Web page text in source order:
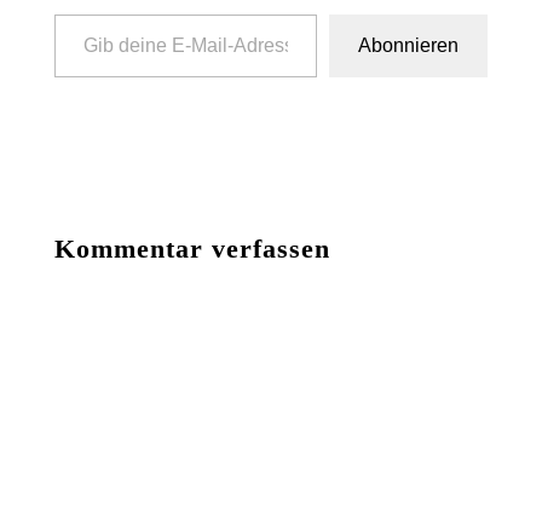
Gib deine E-Mail-Adresse ein ...
Abonnieren
Kommentar verfassen